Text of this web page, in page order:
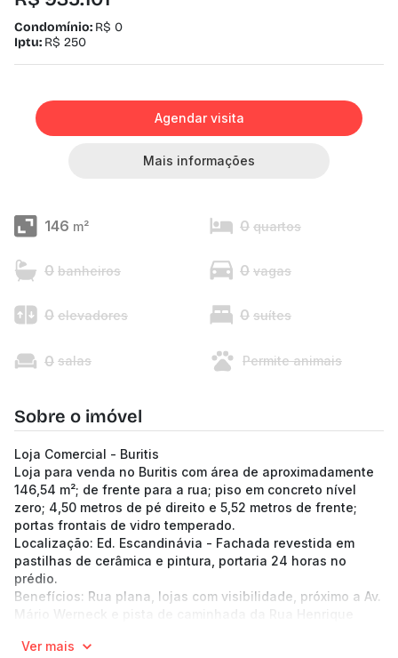
Condomínio: R$ 0
Iptu: R$ 250
Agendar visita
Mais informações
146 m² 0 quartos
0 banheiros 0 vagas
0 elevadores 0 suítes
0 salas Permite animais
Sobre o imóvel
Loja Comercial - Buritis
Loja para venda no Buritis com área de aproximadamente
146,54 m²; de frente para a rua; piso em concreto nível
zero; 4,50 metros de pé direito e 5,52 metros de frente;
portas frontais de vidro temperado.
Localização: Ed. Escandinávia - Fachada revestida em
pastilhas de cerâmica e pintura, portaria 24 horas no
prédio.
Benefícios: Rua plana, lojas com visibilidade, próximo a Av.
Mário Werneck e pista de caminhada da Rua Henrique
mudanças. Solicitamos a confirmação com nossa equipe).
Ver mais